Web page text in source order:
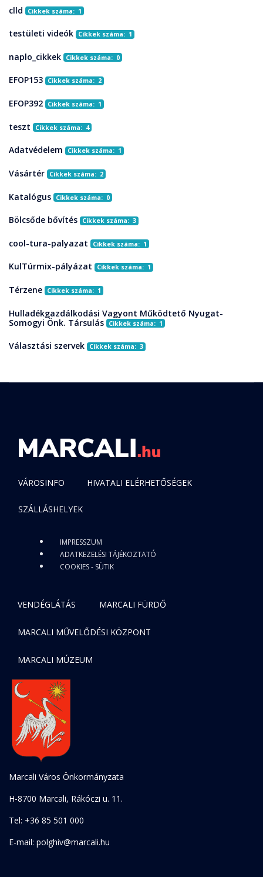
clld Cikkek száma: 1
testületi videók Cikkek száma: 1
naplo_cikkek Cikkek száma: 0
EFOP153 Cikkek száma: 2
EFOP392 Cikkek száma: 1
teszt Cikkek száma: 4
Adatvédelem Cikkek száma: 1
Vásártér Cikkek száma: 2
Katalógus Cikkek száma: 0
Bölcsőde bővítés Cikkek száma: 3
cool-tura-palyazat Cikkek száma: 1
KulTúrmix-pályázat Cikkek száma: 1
Térzene Cikkek száma: 1
Hulladékgazdálkodási Vagyont Működtető Nyugat-
Somogyi Önk. Társulás
Cikkek száma: 1
Választási szervek Cikkek száma: 3
VÁROSINFO HIVATALI ELÉRHETŐSÉGEK
SZÁLLÁSHELYEK
IMPRESSZUM
ADATKEZELÉSI TÁJÉKOZTATÓ
COOKIES - SÜTIK
VENDÉGLÁTÁS MARCALI FÜRDŐ
MARCALI MŰVELŐDÉSI KÖZPONT
MARCALI MÚZEUM
Marcali Város Önkormányzata
H-8700 Marcali, Rákóczi u. 11.
Tel: +36 85 501 000
E-mail: polghiv@marcali.hu